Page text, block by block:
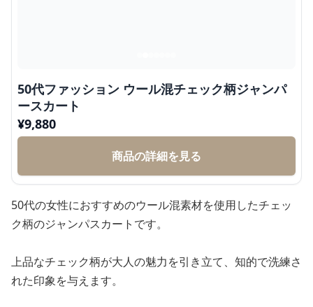
50代ファッション ウール混チェック柄ジャンパ
ースカート
¥9,880
商品の詳細を見る
50代の女性におすすめのウール混素材を使用したチェッ
ク柄のジャンパスカートです。
上品なチェック柄が大人の魅力を引き立て、知的で洗練さ
れた印象を与えます。